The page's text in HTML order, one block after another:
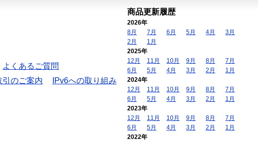
よくあるご質問
引のご案内
IPv6への取り組み
商品更新履歴
2026年
8月
7月 6月 5月 4月
3月
2月
1月
2025年
12月
11月 10月 9月 8月
7月
6月
5月 4月 3月 2月
1月
2024年
12月
11月 10月 9月 8月
7月
6月
5月 4月 3月 2月
1月
2023年
12月
11月 10月 9月 8月
7月
6月
5月 4月 3月 2月
1月
2022年